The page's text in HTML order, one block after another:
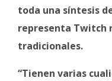
toda una síntesis
representa Twitch
tradicionales.
“Tienen varias